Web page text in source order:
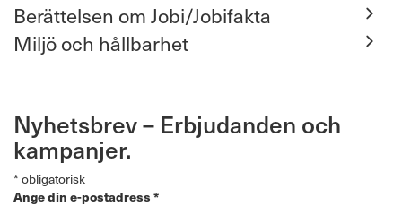
Berättelsen om Jobi/Jobifakta
Miljö och hållbarhet
Nyhetsbrev – Erbjudanden och
kampanjer.
* obligatorisk
Ange din e-postadress *